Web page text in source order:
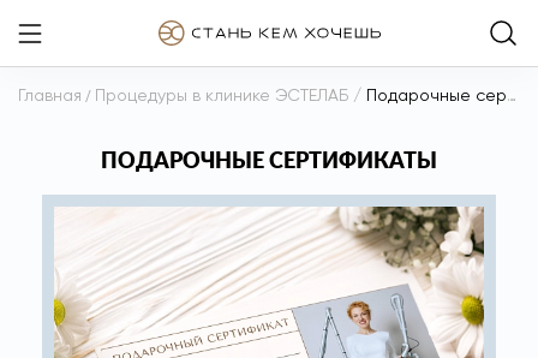
Главная / Процедуры в клинике ЭСТЕЛАБ / Подарочные сертификаты
ПОДАРОЧНЫЕ СЕРТИФИКАТЫ